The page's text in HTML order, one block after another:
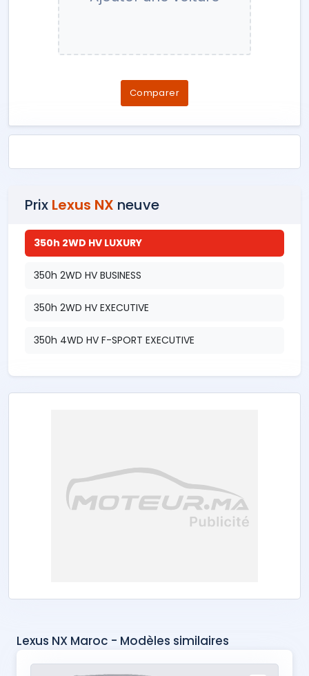
Comparer
Prix Lexus NX neuve
350h 2WD HV LUXURY
350h 2WD HV BUSINESS
350h 2WD HV EXECUTIVE
350h 4WD HV F-SPORT EXECUTIVE
Lexus NX Maroc - Modèles similaires